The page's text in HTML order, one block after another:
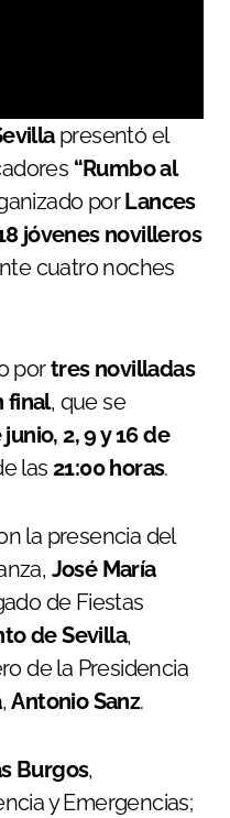
presentó el
“Rumbo al
porLances
jóvenes novilleros
cuatro noches
portres novilladas
final, que se
2, 9 y 16 de
las 21:00 horas.
la presencia del
José María
de Fiestas
de Sevilla,
de la Presidencia
,Antonio Sanz.
Burgos,
y Emergencias;